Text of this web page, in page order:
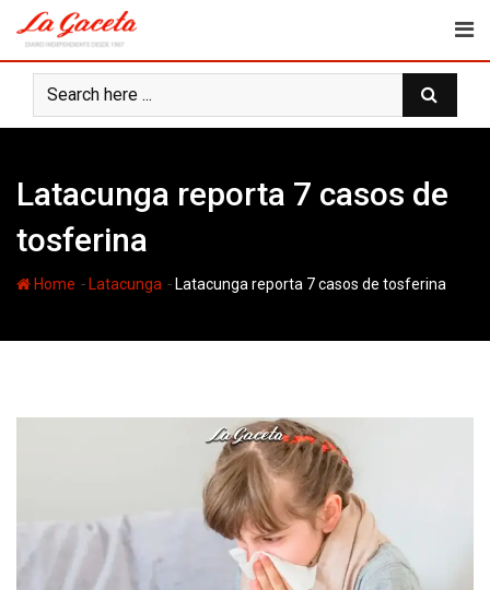
content
Latacunga reporta 7 casos de
tosferina
Home - Latacunga - Latacunga reporta 7 casos de tosferina